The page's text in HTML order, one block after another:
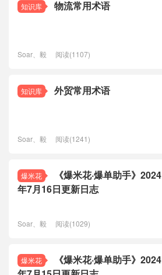
知识库 物流常用术语
Soar、毅 阅读(1107)
知识库 外贸常用术语
Soar、毅 阅读(1241)
爆米花
《爆米花·爆单助手》2024
年7月16日更新日志
Soar、毅 阅读(1029)
爆米花
《爆米花·爆单助手》2024